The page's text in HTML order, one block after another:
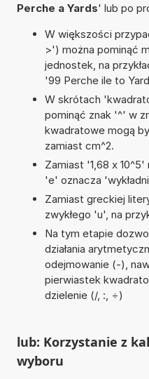
Perche a Yards' lub po
W większości
>') można pominąć
jednostek, na
'99 Perche ile to
W skrótach
pominąć znak '^' w
kwadratowe mogą
zamiast cm^2.
Zamiast '1,68 x
'e' oznacza
Zamiast greckiej
zwykłego 'u', na
Na tym etapie
działania
odejmowanie (-),
pierwiastek
dzielenie (/, :, ÷)
lub: Korzystanie z
wyboru